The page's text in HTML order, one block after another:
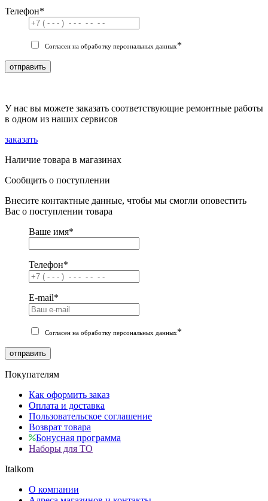
Телефон*
Согласен на обработку персональных данных*
отправить
У нас вы можете заказать соответствующие ремонтные работы
в одном из наших сервисов
заказать
Наличие товара в магазинах
Сообщить о поступлении
Внесите контактные данные, чтобы мы смогли оповестить
Вас о поступлении товара
Ваше имя*
Телефон*
E-mail*
Согласен на обработку персональных данных*
отправить
Покупателям
Как оформить заказ
Оплата и доставка
Пользовательское соглашение
Возврат товара
Бонусная программа
Наборы для ТО
Italkom
О компании